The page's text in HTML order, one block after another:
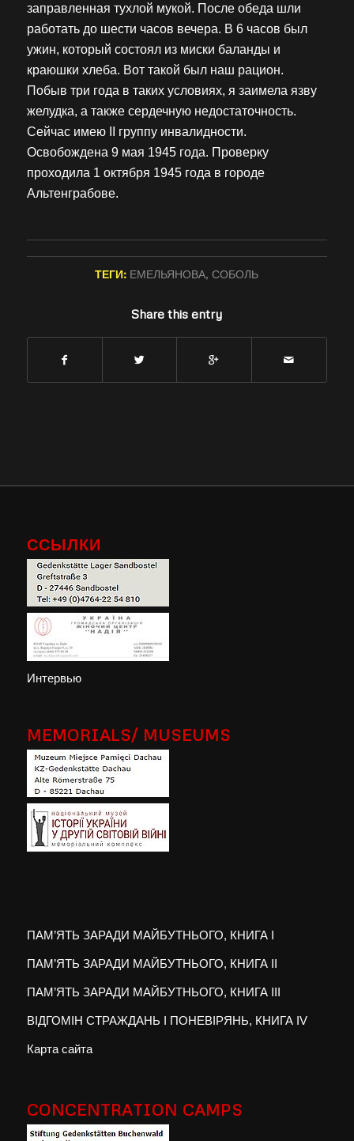
заправленная тухлой мукой. После обеда шли
работать до шести часов вечера. В 6 часов был
ужин, который состоял из миски баланды и
краюшки хлеба. Вот такой был наш рацион.
Побыв три года в таких условиях, я заимела язву
желудка, а также сердечную недостаточность.
Сейчас имею II группу инвалидности.
Освобождена 9 мая 1945 года. Проверку
проходила 1 октября 1945 года в городе
Альтенграбове.
ТЕГИ: ЕМЕЛЬЯНОВА,СОБОЛЬ
Share this entry
ССЫЛКИ
Интервью
MEMORIALS/ MUSEUMS
ПАМ’ЯТЬ ЗАРАДИ МАЙБУТНЬОГО, КНИГА I
ПАМ’ЯТЬ ЗАРАДИ МАЙБУТНЬОГО, КНИГА II
ПАМ’ЯТЬ ЗАРАДИ МАЙБУТНЬОГО, КНИГА III
ВІДГОМІН СТРАЖДАНЬ І ПОНЕВІРЯНЬ, КНИГА IV
Карта сайта
CONCENTRATION CAMPS